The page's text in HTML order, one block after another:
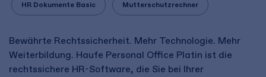
HR Dokumente Basic Mutterschutzrechner
Bewährte Rechtssicherheit. Mehr Technologie. Mehr
Weiterbildung. Haufe Personal Office Platin ist die
rechtssichere HR-Software, die Sie bei Ihrer